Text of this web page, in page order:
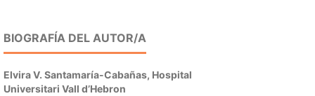
BIOGRAFÍA DEL AUTOR/A
Elvira V. Santamaría-Cabañas, Hospital
Universitari Vall d’Hebron